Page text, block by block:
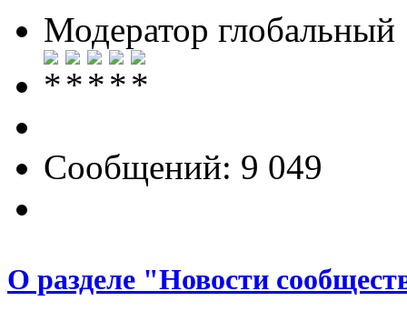
Модератор глобальный
Сообщений: 9 049
О разделе "Новости